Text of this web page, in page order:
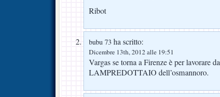
Ribot
bubu 73 ha scritto:
Dicembre 13th, 2012 alle 19:51
Vargas se torna a Firenze è per lavorare
LAMPREDOTTAIO dell’osmannoro.